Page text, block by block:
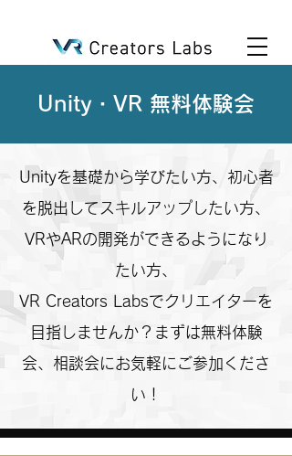
Unity・VR 無料体験会
Unityを基礎から学びたい方、初心者
を脱出してスキルアップしたい方、
VRやARの開発ができるようになり
たい方、
VR Creators Labsでクリエイターを
目指しませんか？​まずは無料体験
会、相談会にお気軽にご参加くださ
い！​